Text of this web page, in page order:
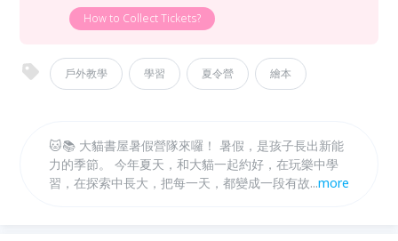
How to Collect Tickets?
戶外教學 學習 夏令營 繪本
🐱📚 大貓書屋暑假營隊來囉！ 暑假，是孩子長出新能
力的季節。 今年夏天，和大貓一起約好，在玩樂中學
習，在探索中長大，把每一天，都變成一段有故事的冒
...more